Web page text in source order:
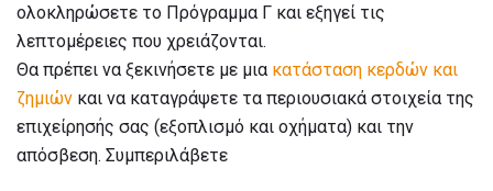
ολοκληρώσετε το Πρόγραμμα Γ και εξηγεί τις
λεπτομέρειες που χρειάζονται.
Θα πρέπει να ξεκινήσετε με μια κατάσταση κερδών και
ζημιών και να καταγράψετε τα περιουσιακά στοιχεία της
επιχείρησής σας (εξοπλισμό και οχήματα) και την
απόσβεση. Συμπεριλάβετε